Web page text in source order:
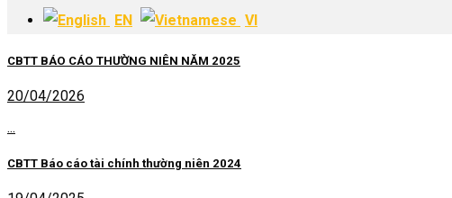
EN VI
CBTT BÁO CÁO THƯỜNG NIÊN NĂM 2025
20/04/2026
...
CBTT Báo cáo tài chính thường niên 2024